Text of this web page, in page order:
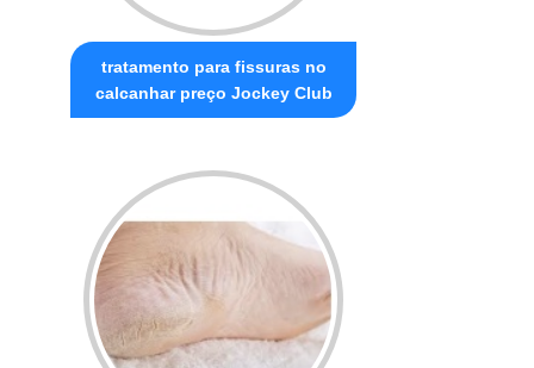
tratamento para fissuras no
calcanhar preço Jockey Club